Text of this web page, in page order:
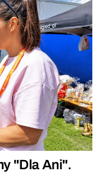
"Dla Ani".